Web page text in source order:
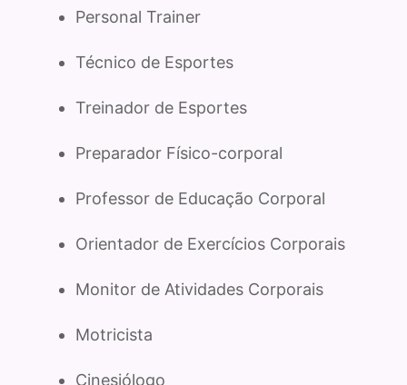
Personal Trainer
Técnico de Esportes
Treinador de Esportes
Preparador Físico-corporal
Professor de Educação Corporal
Orientador de Exercícios Corporais
Monitor de Atividades Corporais
Motricista
Cinesiólogo